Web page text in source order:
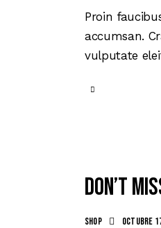
Proin
accumsan.
vulputate
Don’t
Shop octubre